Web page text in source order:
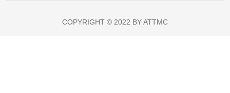
COPYRIGHT © 2022 BY ATTMC